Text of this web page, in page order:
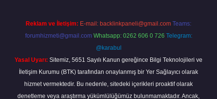
Reklam ve İletişim: E-mail: backlinkpaneli@gmail.com Teams:
forumhizmeti@gmail.com Whatsapp: 0262 606 0 726 Telegram:
@karabul
Yasal Uyarı: Sitemiz, 5651 Sayılı Kanun gereğince Bilgi Teknolojileri ve
İletişim Kurumu (BTK) tarafından onaylanmış bir Yer Sağlayıcı olarak
hizmet vermektedir. Bu nedenle, sitedeki içerikleri proaktif olarak
denetleme veya araştırma yükümlülüğümüz bulunmamaktadır. Ancak,